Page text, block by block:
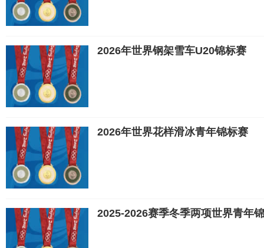
2026年世界钢架雪车U20锦标赛
2026年世界花样滑冰青年锦标赛
2025-2026赛季冬季两项世界青年